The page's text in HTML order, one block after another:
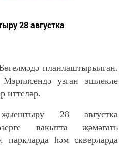
28 августка
планлаштырылган.
узган эшлекле
иттеләр.
28 августка
вакытта җәмәгать
паркларда һәм скверларда